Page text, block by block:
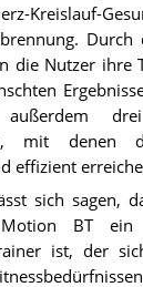
Kreislauf-
Durch
die Nutzer ihre
drei
mit denen
effizient
sich sagen,
Motion BT ein
ist, der